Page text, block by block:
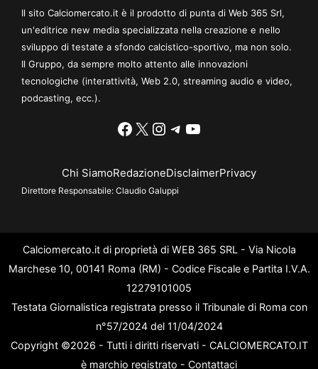
Il sito Calciomercato.it è il prodotto di punta di Web 365 Srl,
un'editrice new media specializzata nella creazione e nello
sviluppo di testate a sfondo calcistico-sportivo, ma non solo.
Il Gruppo, da sempre molto attento alle innovazioni
tecnologiche (interattività, Web 2.0, streaming audio e video,
podcasting, ecc.).
Facebook
X Instagram
Telegram
YouTube
Chi SiamoRedazioneDisclaimerPrivacy
Direttore Responsabile: Claudio Galuppi
Calciomercato.it di proprietà di WEB 365 SRL - Via Nicola
Marchese 10, 00141 Roma (RM) - Codice Fiscale e Partita I.V.A.
12279101005
Testata Giornalistica registrata presso il Tribunale di Roma con
n°57/2024 del 11/04/2024
Copyright ©2026 - Tutti i diritti riservati - CALCIOMERCATO.IT
è marchio registrato - Contattaci